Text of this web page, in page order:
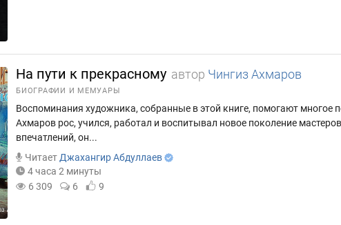
На пути к прекрасному автор Чингиз Ахмаров
БИОГРАФИИ И МЕМУАРЫ
Воспоминания художника, собранные в этой книге, помогают многое
Ахмаров рос, учился, работал и воспитывал новое поколение
впечатлений, он...
Читает Джахангир Абдуллаев
4 часа 2 минуты
6 309
6 9